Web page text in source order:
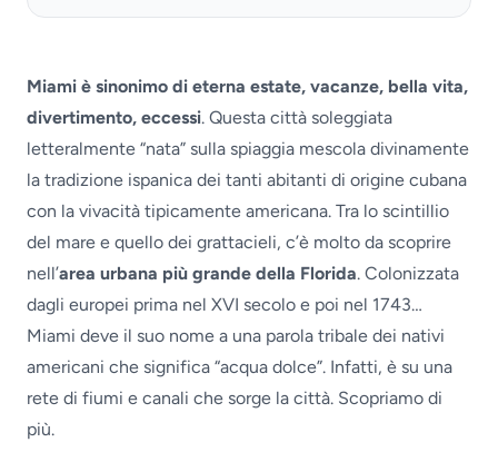
Miami è sinonimo di eterna estate, vacanze, bella vita,
divertimento, eccessi. Questa città soleggiata
letteralmente “nata” sulla spiaggia mescola divinamente
la tradizione ispanica dei tanti abitanti di origine cubana
con la vivacità tipicamente americana. Tra lo scintillio
del mare e quello dei grattacieli, c’è molto da scoprire
nell’area urbana più grande della Florida. Colonizzata
dagli europei prima nel XVI secolo e poi nel 1743…
Miami deve il suo nome a una parola tribale dei nativi
americani che significa “acqua dolce”. Infatti, è su una
rete di fiumi e canali che sorge la città. Scopriamo di
più.